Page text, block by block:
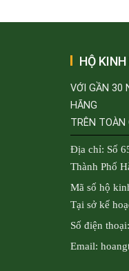
HỘ
VỚI GẦN 30
HÃNG
TRÊN TOÀN
Địa chỉ: Số
Thành Phố
Mã số hộ
Tại sở kế
Số điện
Email: